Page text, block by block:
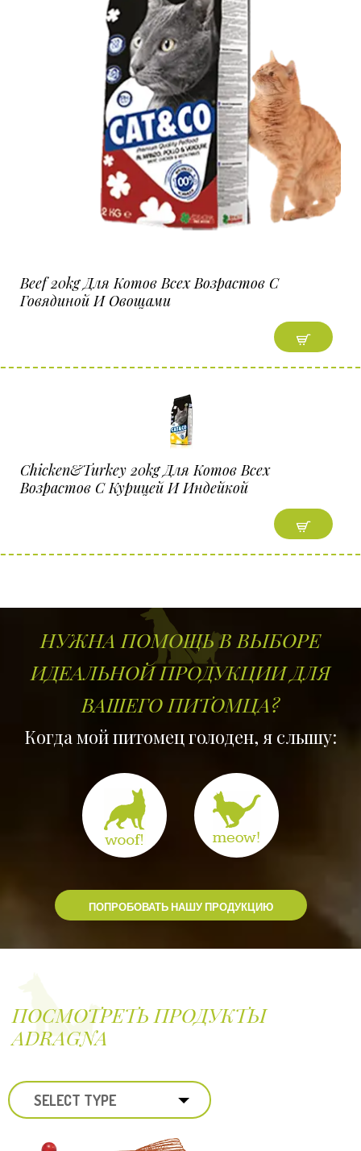
Beef 20kg Для Котов Всех Возрастов C
Говядиной И Овощами
Chicken&Turkey 20kg Для Котов Всех
Возрастов C Курицей И Индейкой
НУЖНА ПОМОЩЬ В ВЫБОРЕ
ИДЕАЛЬНОЙ ПРОДУКЦИИ ДЛЯ
ВАШЕГО ПИТОМЦА?
Когда мой питомец голоден, я слышу:
ПОПРОБОВАТЬ НАШУ ПРОДУКЦИЮ
ПОСМОТРЕТЬ ПРОДУКТЫ
ADRAGNA
SELECT TYPE